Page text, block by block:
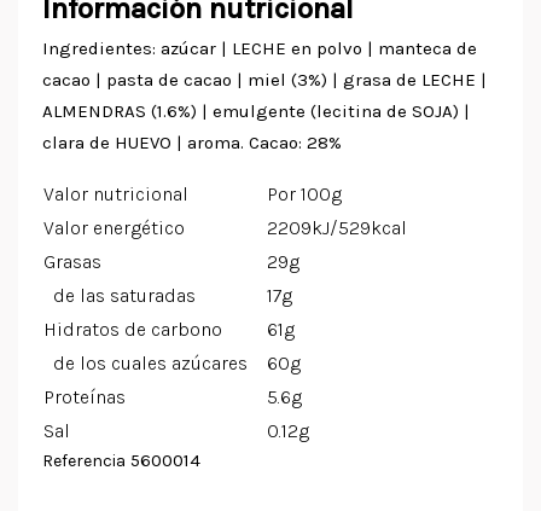
Información nutricional
Ingredientes: azúcar | LECHE en polvo | manteca de
cacao | pasta de cacao | miel (3%) | grasa de LECHE |
ALMENDRAS (1.6%) | emulgente (lecitina de SOJA) |
clara de HUEVO | aroma. Cacao: 28%
Valor nutricional
Por 100g
Valor energético
2209kJ/529kcal
Grasas
29g
de las saturadas
17g
Hidratos de carbono
61g
de los cuales azúcares
60g
Proteínas
5.6g
Sal
0.12g
Referencia 5600014